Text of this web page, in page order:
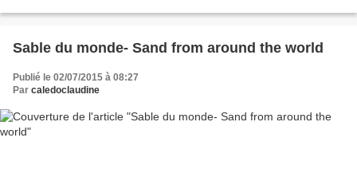
Sable du monde- Sand from around the world
Publié le 02/07/2015 à 08:27
Par caledoclaudine